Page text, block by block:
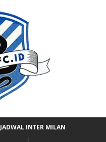
JADWAL INTER MILAN